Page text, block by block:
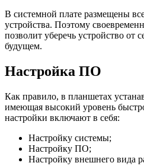
В системной плате размещены
устройства. Поэтому
позволит уберечь устройство от
будущем.
Настройка ПО
Как правило, в планшетах
имеющая высокий уровень
настройки включают в себя:
Настройку системы;
Настройку ПО;
Настройку внешнего вида